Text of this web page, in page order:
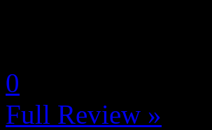
0
Full Review »